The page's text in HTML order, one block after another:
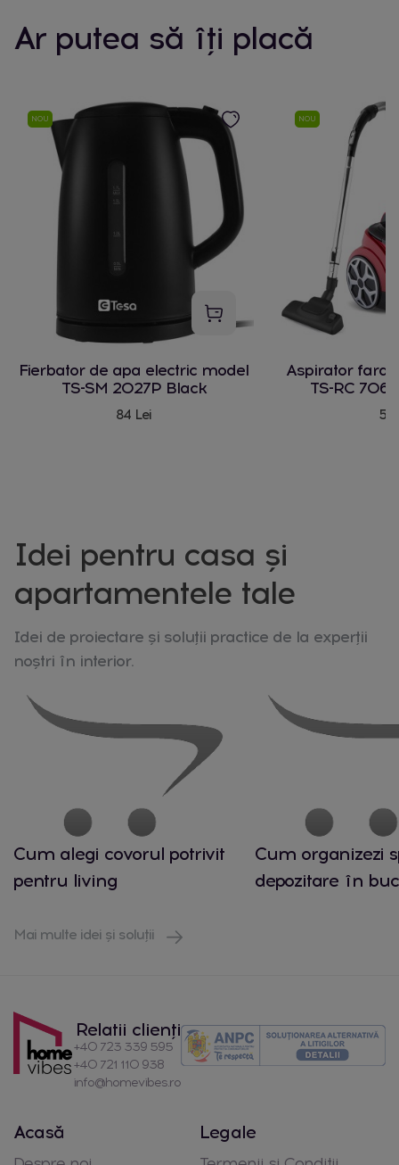
Ar putea să îți placă
NOU
Fierbator de apa electric model
TS-SM 2027P Black
84 Lei
NOU
Aspirator fara
TS-RC 706
Idei pentru casa și
apartamentele tale
Idei de proiectare și soluții practice de la experții
noștri în interior.
Cum alegi covorul potrivit
pentru living
Cum organizezi
depozitare în
Mai multe idei și soluții
Relatii clienți
+40 723 339 595
+40 721 110 938
info@homevibes.ro
Acasă Legale